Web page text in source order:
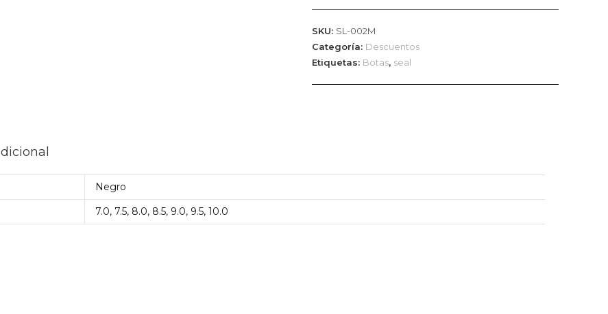
SKU: SL-002M
Categoría: Descuentos
Etiquetas: Botas, seal
Negro
7.0, 7.5, 8.0, 8.5, 9.0, 9.5, 10.0